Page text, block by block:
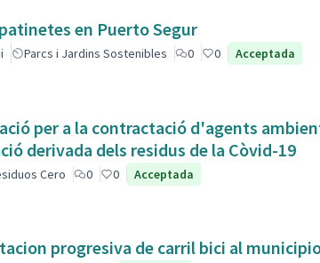
en Puerto Segur
Parcs i Jardins Sostenibles 0 0 Acceptada
per a la contractació d'agents
contaminació derivada dels residus de la Còvid-19
Cero 0 0 Acceptada
progresiva de carril bici al